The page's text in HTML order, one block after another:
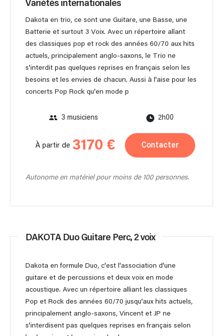
Variétés internationales
Dakota en trio, ce sont une Guitare, une Basse, une
Batterie et surtout 3 Voix. Avec un répertoire allant
des classiques pop et rock des années 60/70 aux hits
actuels, principalement anglo-saxons, le Trio ne
s'interdit pas quelques reprises en français selon les
besoins et les envies de chacun. Aussi à l'aise pour les
concerts Pop Rock qu'en mode p
3 musiciens 2h00
À partir de 3170 € Contacter
Autonome en matériel pour moins de 100 personnes.
DAKOTA Duo Guitare Perc, 2 voix
Dakota en formule Duo, c'est l'association d'une
guitare et de percussions et deux voix en mode
acoustique. Avec un répertoire alliant les classiques
Pop et Rock des années 60/70 jusqu'aux hits actuels,
principalement anglo-saxons, Vincent et JP ne
s'interdisent pas quelques reprises en français selon